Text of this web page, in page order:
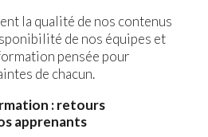
la qualité de nos contenus
de nos équipes et
pensée pour
de chacun.
: retours
apprenants